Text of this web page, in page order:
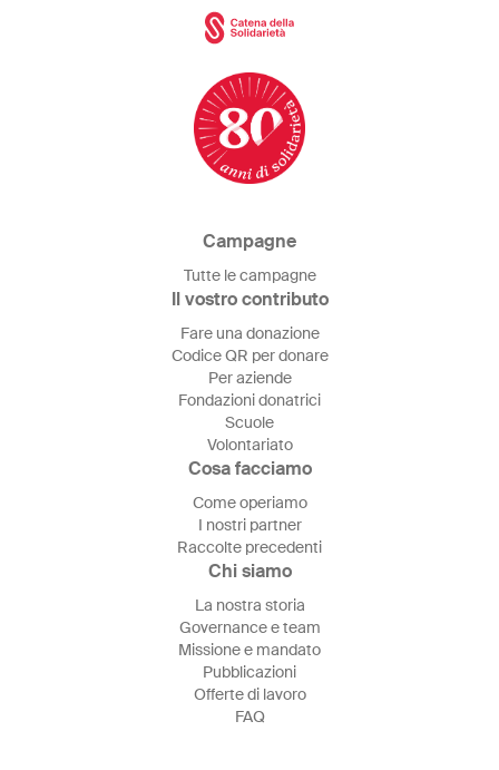
Campagne
Tutte le campagne
Il vostro contributo
Fare una donazione
Codice QR per donare
Per aziende
Fondazioni donatrici
Scuole
Volontariato
Cosa facciamo
Come operiamo
I nostri partner
Raccolte precedenti
Chi siamo
La nostra storia
Governance e team
Missione e mandato
Pubblicazioni
Offerte di lavoro
FAQ